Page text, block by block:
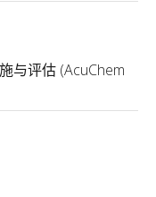
与评估 (AcuChem